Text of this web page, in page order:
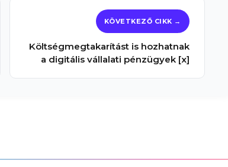
Költségmegtakarítást is hozhatnak
a digitális vállalati pénzügyek [x]